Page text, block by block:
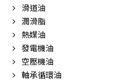
滑道油
潤滑脂
熱媒油
發電機油
空壓機油
軸承循環油